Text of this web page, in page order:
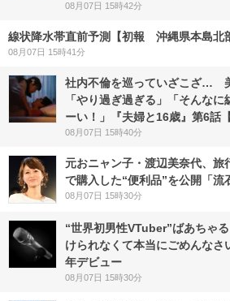
08月07日 15時42分
線状降水帯直前予測【初報 沖縄県本島北
08月07日 15時41分
社内不倫を巡っていざこざ…
「やり過ぎ過ぎる」「そんな
ーい！」『夫婦と16歳』第6話
08月07日 15時40分
元おニャン子・渡辺美奈代、旅
で購入した“便利品”を公開「流
08月07日 15時30分
“世界初男性VTuber”ばあちゃ
けられなくて本当にごめんな
年デビュー
08月07日 15時30分